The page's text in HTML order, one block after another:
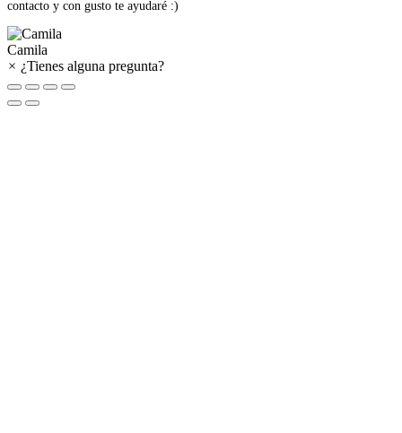
contacto y con gusto te ayudaré :)
Camila
× ¿Tienes alguna pregunta?